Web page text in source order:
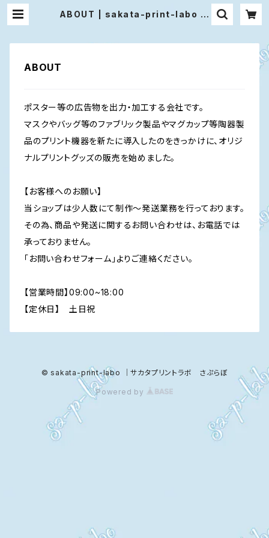
ABOUT | sakata-print-labo ｜
ABOUT
ポスター等の広告物を出力・加工する会社です。
マスクやバッグ等のファブリック製品やマグカップ等陶器製
品のプリント機器を新たに導入したのをきっかけに、オリジ
ナルプリントグッズの販売を始めました。
【お客様へのお願い】
当ショップは少人数にて制作～発送業務を行っております。
その為、商品や発送に関するお問い合わせは、お電話では
承っておりません。
「お問い合わせフォーム」よりご連絡ください。
【営業時間】09:00~18:00
【定休日】 土日祝
© sakata-print-labo ｜サカタプリントラボ さぷらぼ
Powered by